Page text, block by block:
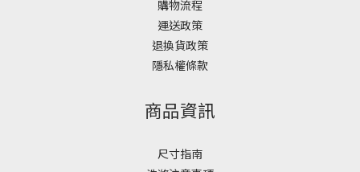
購物流程
運送政策
退換貨政策
隱私權條款
商品資訊
尺寸指南